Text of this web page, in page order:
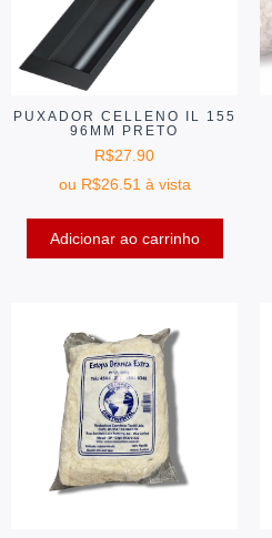
PUXADOR CELLENO IL 155
96MM PRETO
R$27.90
ou R$26.51 à vista
Adicionar ao carrinho